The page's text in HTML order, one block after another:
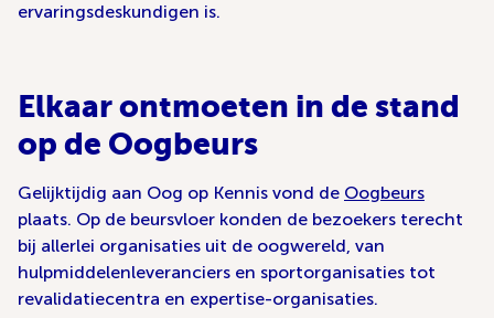
ervaringsdeskundigen is.
Elkaar ontmoeten in de stand
op de Oogbeurs
Gelijktijdig aan Oog op Kennis vond de Oogbeurs
plaats. Op de beursvloer konden de bezoekers terecht
bij allerlei organisaties uit de oogwereld, van
hulpmiddelenleveranciers en sportorganisaties tot
revalidatiecentra en expertise-organisaties.